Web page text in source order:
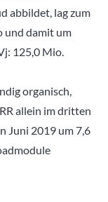
abbildet, lag zum
und damit um
125,0 Mio.
organisch,
allein im dritten
Juni 2019 um 7,6